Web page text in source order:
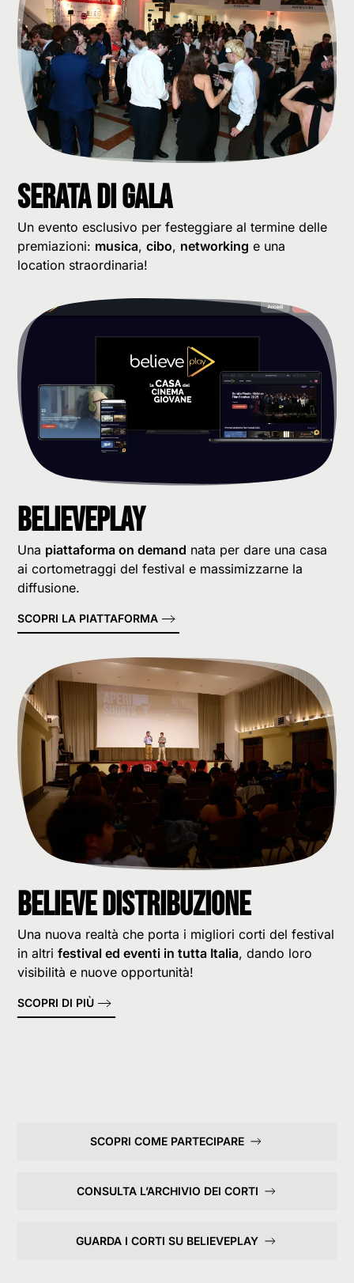
Serata di gala
Un evento esclusivo per festeggiare al termine delle
premiazioni: musica,cibo, networking e una
location straordinaria!
BelievePlay
Una piattaforma on demand nata per dare una casa
ai cortometraggi del festival e massimizzarne la
diffusione.
SCOPRI LA PIATTAFORMA
Believe Distribuzione
Una nuova realtà che porta i migliori corti del festival
in altrifestival ed eventi in tutta Italia, dando loro
visibilità e nuove opportunità!
SCOPRI DI PIÙ
SCOPRI COME PARTECIPARE
CONSULTA L’ARCHIVIO DEI CORTI
GUARDA I CORTI SU BELIEVEPLAY